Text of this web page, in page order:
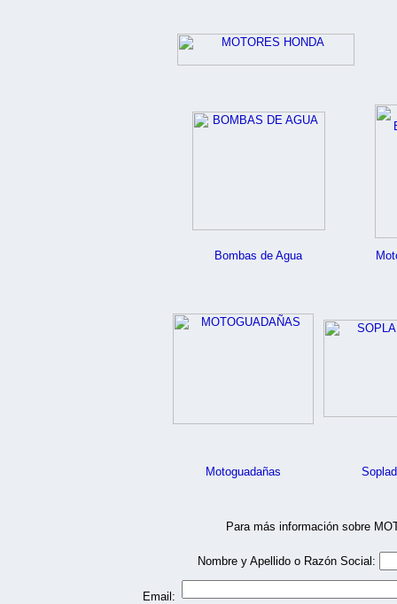
Bombas de Agua
Motoguadañas
Para más información sobre
Nombre y Apellido o Razón Social:
Email: